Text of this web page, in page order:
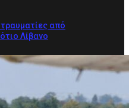
τραυματίες από
Λίβανο